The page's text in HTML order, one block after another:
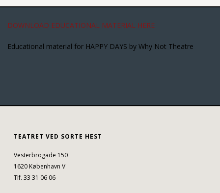
DOWNLOAD EDUCATIONAL MATERIAL HERE
Educational material for HAPPY DAYS by Why Not Theatre
TEATRET VED SORTE HEST
Vesterbrogade 150
1620 København V
Tlf. 33 31 06 06